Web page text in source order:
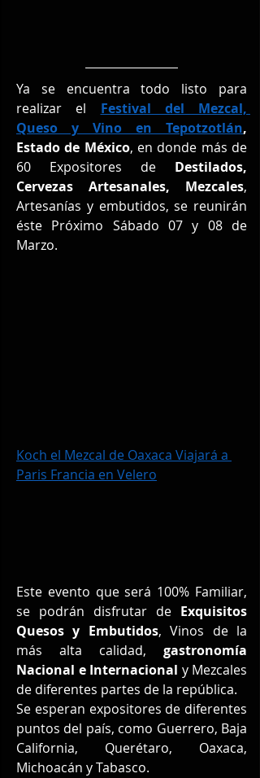
Ya se encuentra todo listo para
realizar el Festival del Mezcal,
Queso y Vino en Tepotzotlán,
Estado de México, en donde más de
60 Expositores de Destilados,
Cervezas Artesanales, Mezcales,
Artesanías y embutidos, se reunirán
éste Próximo Sábado 07 y 08 de
Marzo.
Koch el Mezcal de Oaxaca Viajará a
Paris Francia en Velero
Este evento que será 100% Familiar,
se podrán disfrutar de Exquisitos
Quesos y Embutidos, Vinos de la
más alta calidad, gastronomía
Nacional e Internacional y Mezcales
de diferentes partes de la república.
Se esperan expositores de diferentes
puntos del país, como Guerrero, Baja
California, Querétaro, Oaxaca,
Michoacán y Tabasco.